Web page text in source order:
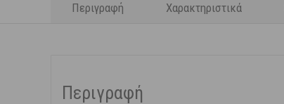
Περιγραφή Χαρακτηριστικά
Περιγραφή